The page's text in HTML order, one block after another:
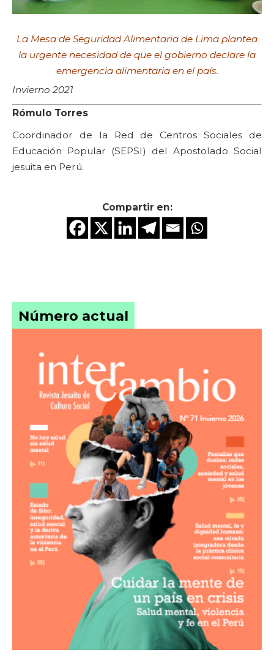
La Mesa de Seguridad Alimentaria de Lima plantea
la urgente necesidad de que el gobierno declare la
emergencia alimentaria en el país.
Invierno 2021
Rómulo Torres
Coordinador de la Red de Centros Sociales de
Educación Popular (SEPSI) del Apostolado Social
jesuita en Perú.
Compartir en:
Número actual